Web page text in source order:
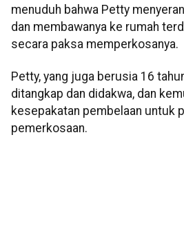
menuduh bahwa Petty
dan membawanya ke rumah
secara paksa memperkosanya.
Petty, yang juga berusia 16
ditangkap dan didakwa, dan
kesepakatan pembelaan untuk
pemerkosaan.